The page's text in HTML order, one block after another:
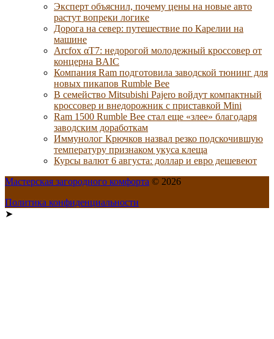
Эксперт объяснил, почему цены на новые авто
растут вопреки логике
Дорога на север: путешествие по Карелии на
машине
Arcfox αT7: недорогой молодежный кроссовер от
концерна BAIC
Компания Ram подготовила заводской тюнинг для
новых пикапов Rumble Bee
В семейство Mitsubishi Pajero войдут компактный
кроссовер и внедорожник с приставкой Mini
Ram 1500 Rumble Bee стал еще «злее» благодаря
заводским доработкам
Иммунолог Крючков назвал резко подскочившую
температуру признаком укуса клеща
Курсы валют 6 августа: доллар и евро дешевеют
Мастерская загородного комфорта © 2026
Политика конфиденциальности
➤